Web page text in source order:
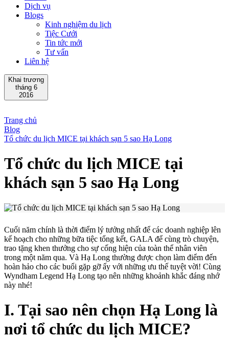
Dịch vụ
Blogs
Kinh nghiệm du lịch
Tiệc Cưới
Tin tức mới
Tư vấn
Liên hệ
Khai trương
tháng 6
2016
Trang chủ
Blog
Tổ chức du lịch MICE tại khách sạn 5 sao Hạ Long
Tổ chức du lịch MICE tại
khách sạn 5 sao Hạ Long
Cuối năm chính là thời điểm lý tưởng nhất để các doanh nghiệp lên
kế hoạch cho những bữa tiệc tổng kết, GALA để cùng trò chuyện,
trao tặng khen thưởng cho sự cống hiện của toàn thể nhân viên
trong một năm qua. Và Hạ Long thường được chọn làm điểm đến
hoàn hảo cho các buổi gặp gỡ ấy với những ưu thế tuyệt vời! Cùng
Wyndham Legend Hạ Long tạo nên những khoảnh khắc đáng nhớ
này nhé!
I. Tại sao nên chọn Hạ Long là
nơi tổ chức du lịch MICE?